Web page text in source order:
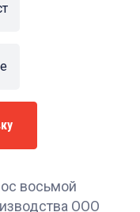
восьмой
ООО